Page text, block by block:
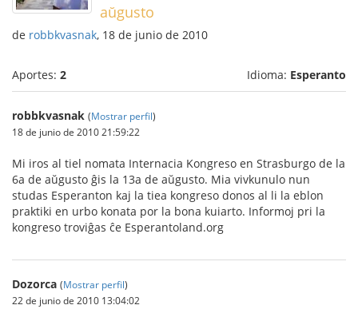
aŭgusto
de robbkvasnak, 18 de junio de 2010
Aportes: 2 Idioma: Esperanto
robbkvasnak (Mostrar perfil)
18 de junio de 2010 21:59:22
Mi iros al tiel nomata Internacia Kongreso en Strasburgo de la
6a de aŭgusto ĝis la 13a de aŭgusto. Mia vivkunulo nun
studas Esperanton kaj la tiea kongreso donos al li la eblon
praktiki en urbo konata por la bona kuiarto. Informoj pri la
kongreso troviĝas ĉe Esperantoland.org
Dozorca (Mostrar perfil)
22 de junio de 2010 13:04:02